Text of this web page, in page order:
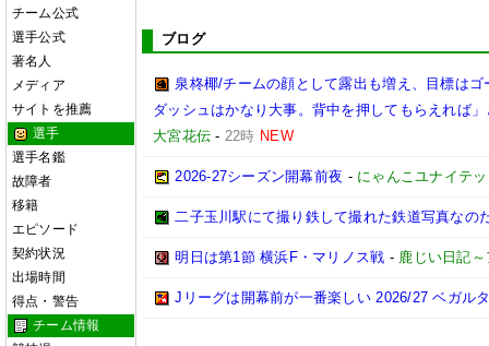
チーム公式
選手公式
著名人
メディア
サイトを推薦
選手
選手名鑑
故障者
移籍
エピソード
契約状況
出場時間
得点・警告
チーム情報
ブログ
泉柊椰/チームの顔として露出も増え、目標は
ダッシュはかなり大事。背中を押してもらえれば
大宮花伝 - 22時 NEW
2026‐27シーズン開幕前夜 - にゃんこユナイテ
二子玉川駅にて撮り鉄して撮れた鉄道写真なの
明日は第1節 横浜F・マリノス戦 - 鹿じい日記
Jリーグは開幕前が一番楽しい 2026/27 ベガル